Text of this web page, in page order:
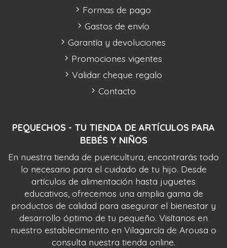
PEQUECHOS - TU TIENDA DE ARTÍCULOS PARA
BEBÉS Y NIÑOS
En nuestra tienda de puericultura, encontrarás todo
lo necesario para el cuidado de tu hijo. Desde
artículos de alimentación hasta juguetes
educativos, ofrecemos una amplia gama de
productos de calidad para asegurar el bienestar y
desarrollo óptimo de tu pequeño. Visítanos en
nuestro establecimiento en Vilagarcía de Arousa o
consulta nuestra tienda online.
Formas de pago
Gastos de envío
Garantía y devoluciones
Promociones vigentes
Validar cheque regalo
Contacto